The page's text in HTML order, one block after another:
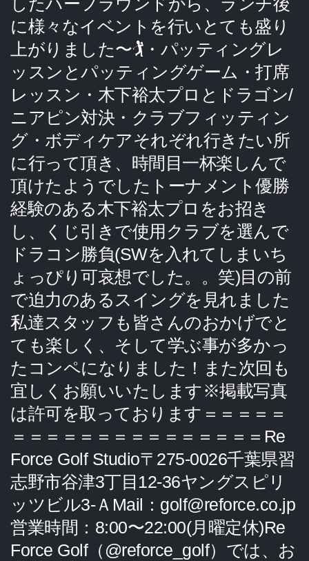
に様々なイベントを行いとても盛り
上がりました〜🏌️・パッティングレ
ッスンとパッティングゲーム・打席
レッスン・木下裕太プロとドラゴン/
ニアピン対決・クラブフィッティン
グ・ボディケアそれぞれ行きたい所
に行って頂き、時間目一杯楽しんで
頂けたようでしたトーナメント優勝
経験のある木下裕太プロをお招き
し、くじ引きで使用クラブを選んで
ドラコン勝負(SWを入れてしまいち
ょっぴり可哀想でした。。笑)目の前
で迫力のあるスイングを見れました
私達スタッフも皆さんのおかげでと
ても楽しく、そして学ぶ事が多かっ
たコンペになりました！また次回も
宜しくお願いいたします※掲載写真
は許可を取っております＝＝＝＝＝
＝＝＝＝＝＝＝＝＝＝＝＝＝＝＝Re
Force Golf Studio〒275-0026千葉県習
志野市谷津3丁目12-36ヤングスピリ
ッツビル3-ＡMail：golf@reforce.co.jp
営業時間：8:00〜22:00(月曜定休)Re
Force Golf（@reforce_golf）では、お